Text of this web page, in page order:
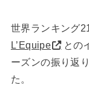
世界ランキング
L’Equipe
との
ーズンの振り返
た。